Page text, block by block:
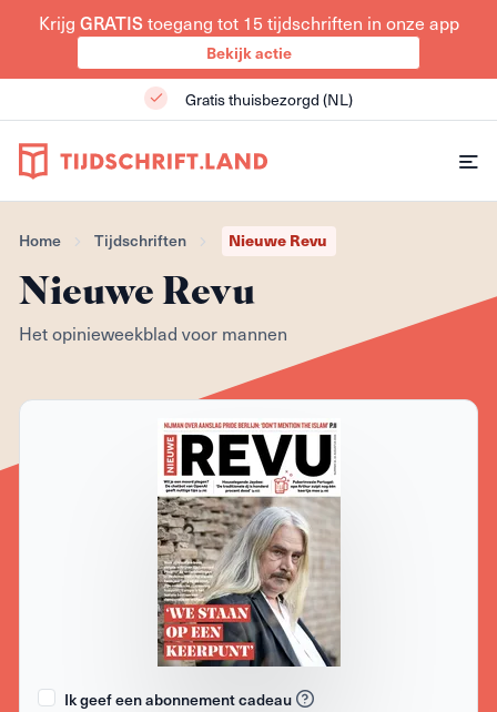
Krijg GRATIStoegang tot 15 tijdschriften in onze app
Bekijk actie
Gratis thuisbezorgd (NL)
Home Tijdschriften Nieuwe Revu
Nieuwe Revu
Het opinieweekblad voor mannen
Ik geef een abonnement cadeau